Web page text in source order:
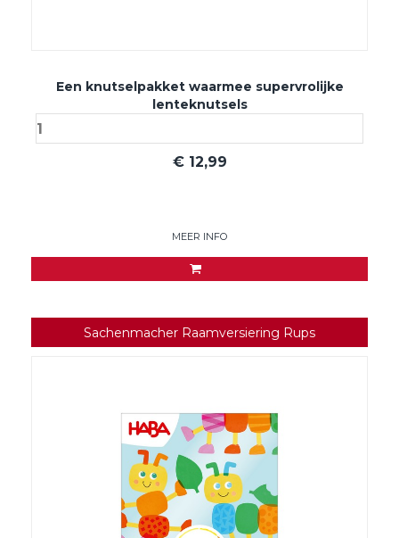
Een knutselpakket waarmee supervrolijke
lenteknutsels
€ 12,99
MEER INFO
Sachenmacher Raamversiering Rups